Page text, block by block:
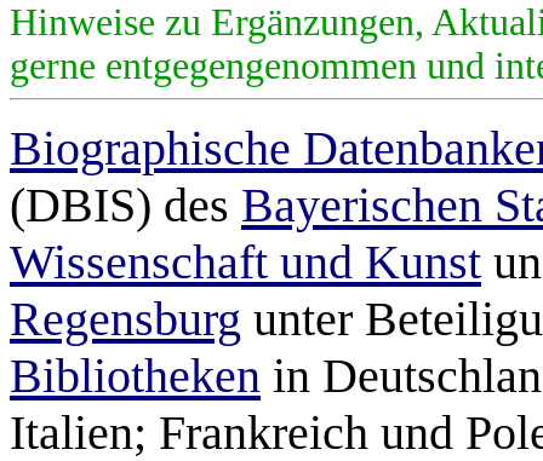
Hinweise zu Ergänzungen,
gerne entgegengenommen und
Biographische
(DBIS) des Bayerischen
Wissenschaft und Kunst
Regensburg unter
Bibliotheken in
Italien; Frankreich und